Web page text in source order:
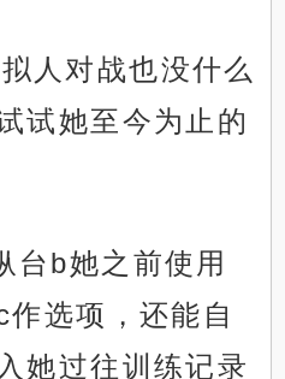
人对战也没什么
试她至今为止的
台b她之前使用
选项，还能自
她过往训练记录